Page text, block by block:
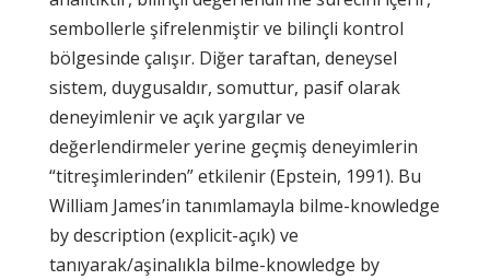
sembollerle şifrelenmiştir ve bilinçli kontrol
bölgesinde çalışır. Diğer taraftan, deneysel
sistem, duygusaldır, somuttur, pasif olarak
deneyimlenir ve açık yargılar ve
değerlendirmeler yerine geçmiş deneyimlerin
“titreşimlerinden” etkilenir (Epstein, 1991). Bu
William James’in tanımlamayla bilme-knowledge
by description (explicit-açık) ve
tanıyarak/aşinalıkla bilme-knowledge by